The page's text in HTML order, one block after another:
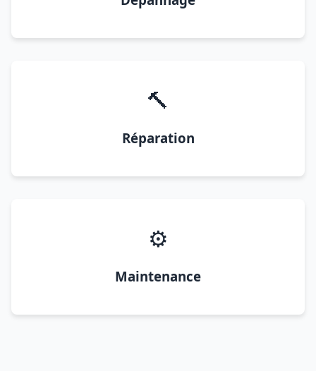
🔨
Réparation
⚙️
Maintenance